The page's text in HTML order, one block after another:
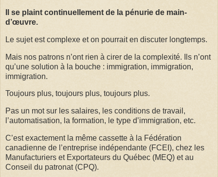
Il se plaint continuellement de la pénurie de main-
d’œuvre.
Le sujet est complexe et on pourrait en discuter longtemps.
Mais nos patrons n’ont rien à cirer de la complexité. Ils n’ont
qu’une solution à la bouche : immigration, immigration,
immigration.
Toujours plus, toujours plus, toujours plus.
Pas un mot sur les salaires, les conditions de travail,
l’automatisation, la formation, le type d’immigration, etc.
C’est exactement la même cassette à la Fédération
canadienne de l’entreprise indépendante (FCEI), chez les
Manufacturiers et Exportateurs du Québec (MEQ) et au
Conseil du patronat (CPQ).